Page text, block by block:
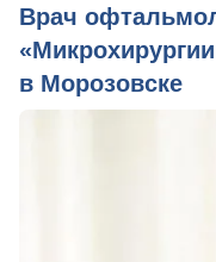
Врач
в Морозовске